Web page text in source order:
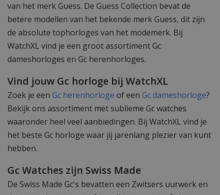
van het merk Guess. De Guess Collection bevat de
betere modellen van het bekende merk Guess, dit zijn
de absolute tophorloges van het modemerk. Bij
WatchXL vind je een groot assortiment Gc
dameshorloges en Gc herenhorloges.
Vind jouw Gc horloge bij WatchXL
Zoek je een Gc herenhorloge of een Gc dameshorloge?
Bekijk ons assortiment met sublieme Gc watches
waaronder heel veel aanbiedingen. Bij WatchXL vind je
het beste Gc horloge waar jij jarenlang plezier van kunt
hebben.
Gc Watches zijn Swiss Made
De Swiss Made Gc's bevatten een Zwitsers uurwerk en